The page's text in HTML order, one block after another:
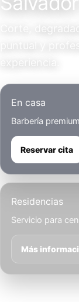
Corte,
puntual y
En casa
Barbería
Reservar cita
Residencias
Servicio para
Más